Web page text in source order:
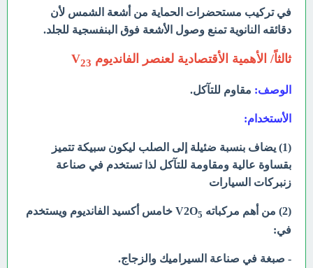
في تركيب مستحضرات الحماية من أشعة الشمس لأن
دقائقه النانوية تمنع وصول الأشعة فوق البنفسجية للجلد.
ثالثاً/ الأهمية الأقتصادية لعنصر الفانديوم V 23
الوصف: مقاوم للتآكل.
الأستخدام:
(1) يضاف بنسبة ضئيلة إلى الصلب ليكون سبيكة تتميز
بقساوة عالية ومقاومة للتآكل لذا تستخدم في صناعة
زنبركات السيارات
(2) من أهم مركباته V2O 5
خامس أكسيد الفانديوم ويستخدم
في:
- صبغة في صناعة السيراميك والزجاج.